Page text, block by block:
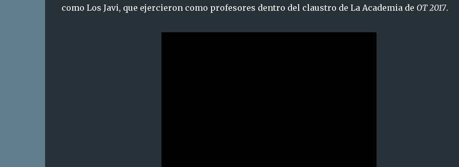
como Los Javi, que ejercieron como profesores dentro del claustro de La Academia de OT 2017.